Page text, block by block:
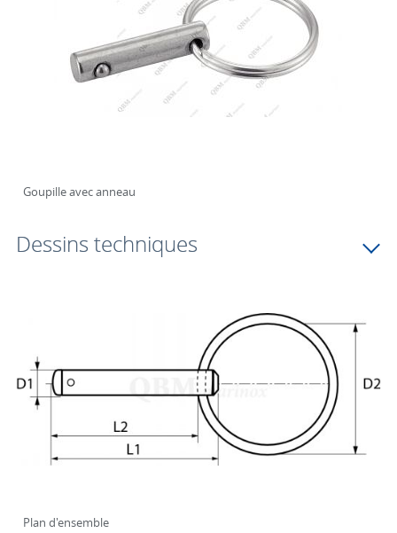
Goupille avec anneau
Dessins techniques
Plan d'ensemble